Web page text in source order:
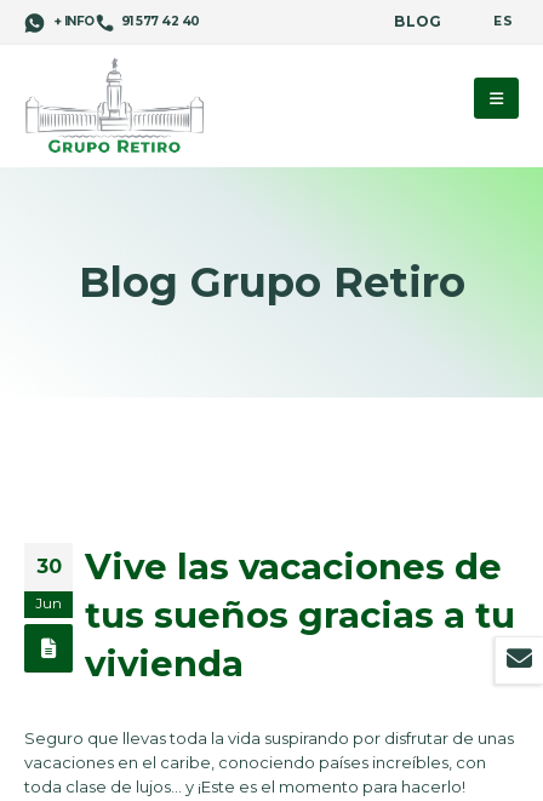
+ INFO 91 577 42 40 BLOG ES
Blog Grupo Retiro
30
Jun
Vive las vacaciones de
tus sueños gracias a tu
vivienda
Seguro que llevas toda la vida suspirando por disfrutar de unas
vacaciones en el caribe, conociendo países increíbles, con
toda clase de lujos… y ¡Este es el momento para hacerlo!